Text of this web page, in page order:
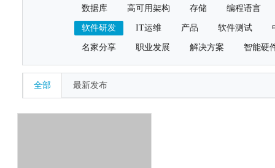
数据库 高可用架构 存储 编程语言
软件研发 IT运维 产品 软件测试
名家分享 职业发展 解决方案 智能硬
全部 最新发布